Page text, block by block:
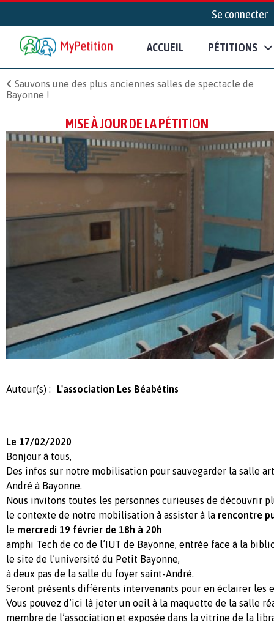
Se connecter
ACCUEIL PÉTITIONS
Sauvons une des plus anciennes salles de spectacle de
Bayonne !
MISE À JOUR DE LA PÉTITION
Auteur(s) : L'association Les Béabétins
Le 17/02/2020
Bonjour à tous,
Des infos sur notre mobilisation pour sauvegarder la salle
André à Bayonne.
Nous invitons toutes les personnes curieuses de découvrir
le contexte de notre mobilisation à assister à la rencontre
le mercredi 19 février de 18h à 20h
amphi Tech de co de l’IUT de Bayonne, entrée face à la
le site de l’université du Petit Bayonne,
à deux pas de la salle du foyer saint-André.
Seront présents différents intervenants pour en éclairer les
Vous pouvez d’ici là jeter un oeil à la maquette de la salle
membre de l’association et exposée dans la vitrine de la